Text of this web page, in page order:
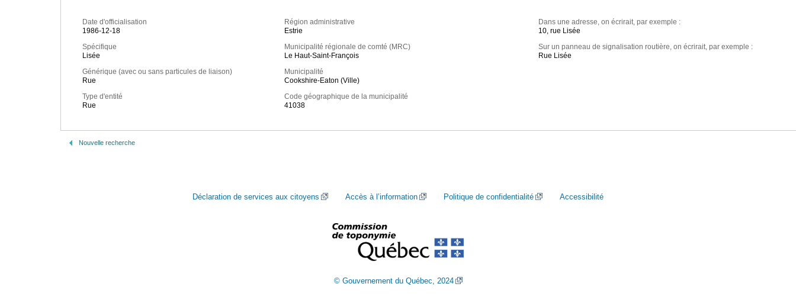
Date d'officialisation
1986-12-18
Spécifique
Lisée
Générique (avec ou sans particules de liaison)
Rue
Type d'entité
Rue
Région administrative
Estrie
Municipalité régionale de comté (MRC)
Le Haut-Saint-François
Municipalité
Cookshire-Eaton (Ville)
Code géographique de la municipalité
41038
Dans une adresse, on écrirait, par exemple :
10, rue Lisée
Sur un panneau de signalisation routière, on écrirait, par exemple :
Rue Lisée
Nouvelle recherche
Déclaration de services aux citoyens Accès à l’information Politique de confidentialité Accessibilité
© Gouvernement du Québec, 2024